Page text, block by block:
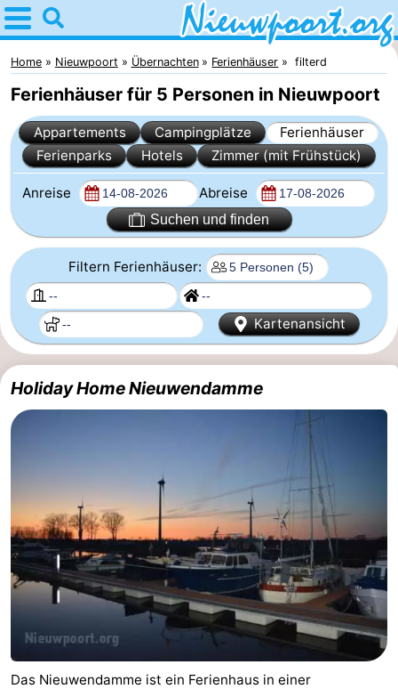
Home
Nieuwpoort
Tipps
Für
Übernachten
Appartements
-
Holiday
Suites
Nieuwpoort
Holiday
Suites
Westende
Campingplätze
Ferienhäuser
-
Oostduinkerke
aan
zee
-
Westende
Hotels
Zimmer
Frühstück)
Strand
Home Nieuwpoort Übernachten Ferienhäuser filterd
Ferienhäuser für 5 Personen in Nieuwpoort
Appartements Campingplätze
Ferienhäuser
Ferienparks
Hotels Zimmer (mit Frühstück)
Anreise Abreise
Suchen und finden
Filtern Ferienhäuser:
Kartenansicht
Holiday Home Nieuwendamme
Das Nieuwendamme ist ein Ferienhaus in einer